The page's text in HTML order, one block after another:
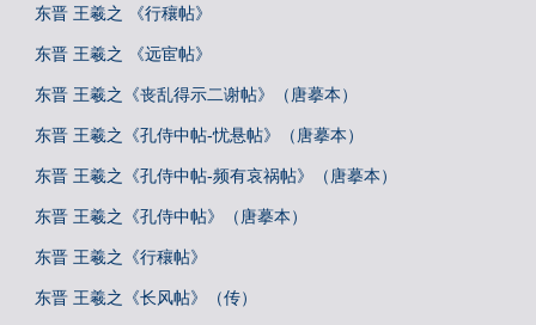
东晋 王羲之 《行穰帖》
东晋 王羲之 《远宦帖》
东晋 王羲之《丧乱得示二谢帖》（唐摹本）
东晋 王羲之《孔侍中帖-忧悬帖》（唐摹本）
东晋 王羲之《孔侍中帖-频有哀祸帖》（唐摹本）
东晋 王羲之《孔侍中帖》（唐摹本）
东晋 王羲之《行穰帖》
东晋 王羲之《长风帖》（传）